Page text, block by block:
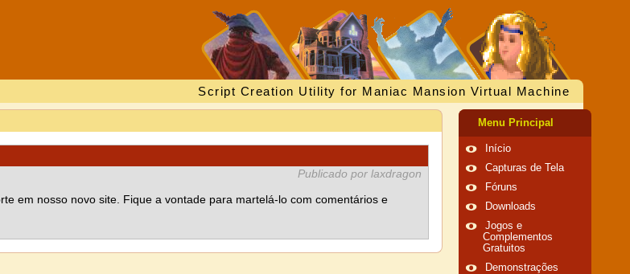
Script Creation Utility for Maniac Mansion Virtual Machine
Publicado por laxdragon
em nosso novo site. Fique a vontade para martelá-lo com comentários e
Menu Principal
Início
Capturas de Tela
Fóruns
Downloads
Jogos e
Complementos
Gratuitos
Demonstrações